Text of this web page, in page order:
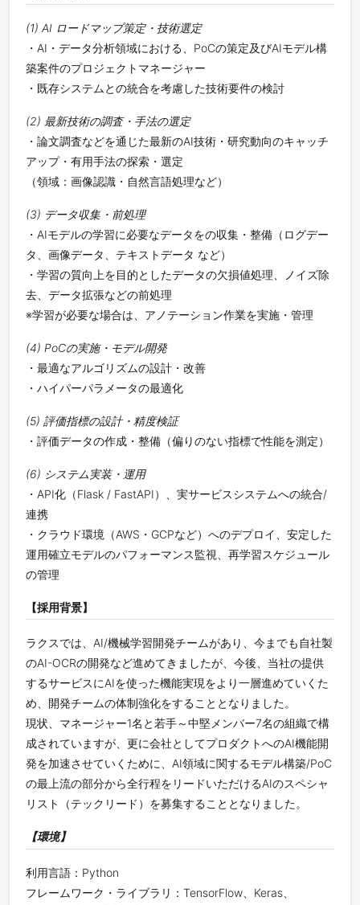
(1) AI ロードマップ策定・技術選定
・AI・データ分析領域における、PoCの策定及びAIモデル構
築案件のプロジェクトマネージャー
・既存システムとの統合を考慮した技術要件の検討
(2) 最新技術の調査・手法の選定
・論文調査などを通じた最新のAI技術・研究動向のキャッチ
アップ・有用手法の探索・選定
（領域：画像認識・自然言語処理など）
(3) データ収集・前処理
・AIモデルの学習に必要なデータをの収集・整備（ログデー
タ、画像データ、テキストデータ など）
・学習の質向上を目的としたデータの欠損値処理、ノイズ除
去、データ拡張などの前処理
※学習が必要な場合は、アノテーション作業を実施・管理
(4) PoCの実施・モデル開発
・最適なアルゴリズムの設計・改善
・ハイパーパラメータの最適化
(5) 評価指標の設計・精度検証
・評価データの作成・整備（偏りのない指標で性能を測定）
(6) システム実装・運用
・API化（Flask / FastAPI）、実サービスシステムへの統合/
連携
・クラウド環境（AWS・GCPなど）へのデプロイ、安定した
運用確立モデルのパフォーマンス監視、再学習スケジュール
の管理
【採用背景】
ラクスでは、AI/機械学習開発チームがあり、今までも自社製
のAI-OCRの開発など進めてきましたが、今後、当社の提供
するサービスにAIを使った機能実現をより一層進めていくた
め、開発チームの体制強化をすることとなりました。
現状、マネージャー1名と若手～中堅メンバー7名の組織で構
成されていますが、更に会社としてプロダクトへのAI機能開
発を加速させていくために、AI領域に関するモデル構築/PoC
の最上流の部分から全行程をリードいただけるAIのスペシャ
リスト（テックリード）を募集することとなりました。
【環境】
利用言語：Python
フレームワーク・ライブラリ：TensorFlow、Keras、